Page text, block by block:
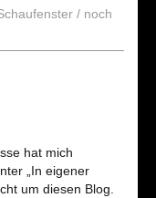
/ noch
hat mich
„In eigener
um diesen Blog.